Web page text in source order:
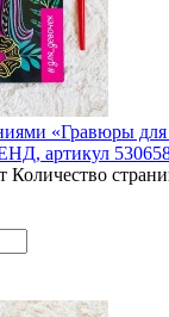
«Гравюры для
артикул
Количество